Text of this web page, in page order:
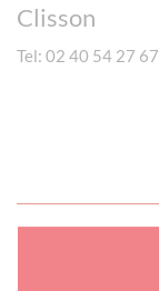
Clisson
Tel: 02 40 54 27 67